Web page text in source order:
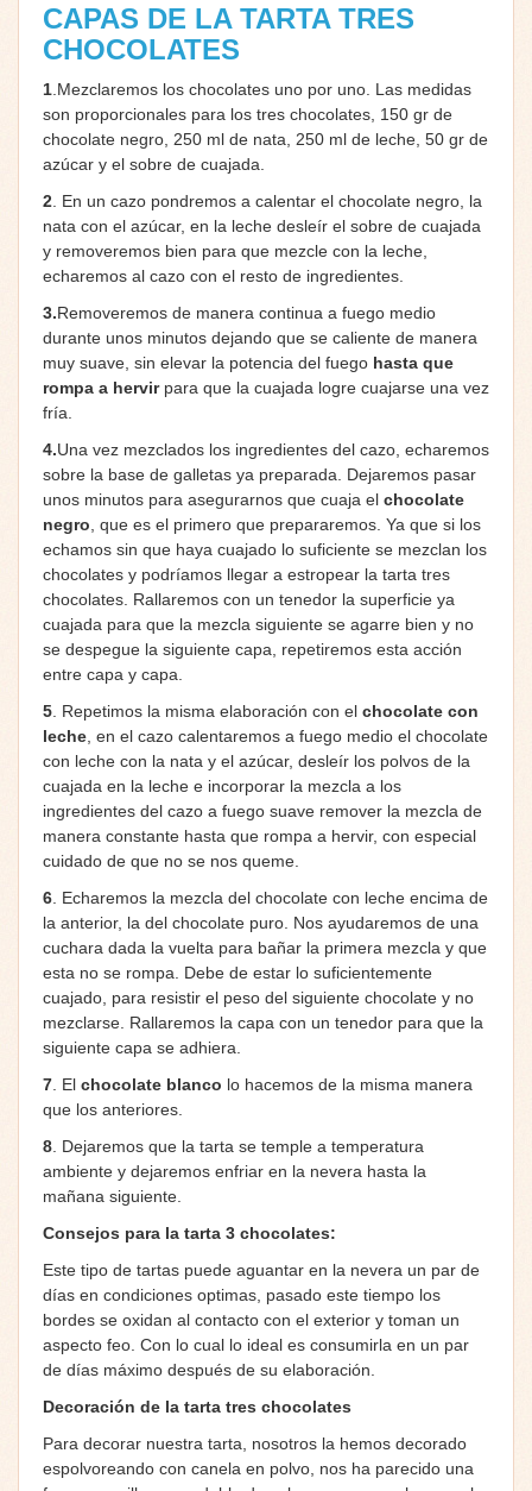
CAPAS DE LA TARTA TRES
CHOCOLATES
1 .Mezclaremos los chocolates uno por uno. Las medidas
son proporcionales para los tres chocolates, 150 gr de
chocolate negro, 250 ml de nata, 250 ml de leche, 50 gr de
azúcar y el sobre de cuajada.
2 . En un cazo pondremos a calentar el chocolate negro, la
nata con el azúcar, en la leche desleír el sobre de cuajada
y removeremos bien para que mezcle con la leche,
echaremos al cazo con el resto de ingredientes.
3.Removeremos de manera continua a fuego medio
durante unos minutos dejando que se caliente de manera
muy suave, sin elevar la potencia del fuego hasta que
rompa a hervirpara que la cuajada logre cuajarse una vez
fría.
4.Una vez mezclados los ingredientes del cazo, echaremos
sobre la base de galletas ya preparada. Dejaremos pasar
unos minutos para asegurarnos que cuaja el chocolate
negro , que es el primero que prepararemos. Ya que si los
echamos sin que haya cuajado lo suficiente se mezclan los
chocolates y podríamos llegar a estropear la tarta tres
chocolates. Rallaremos con un tenedor la superficie ya
cuajada para que la mezcla siguiente se agarre bien y no
se despegue la siguiente capa, repetiremos esta acción
entre capa y capa.
5 . Repetimos la misma elaboración con el chocolate con
leche , en el cazo calentaremos a fuego medio el chocolate
con leche con la nata y el azúcar, desleír los polvos de la
cuajada en la leche e incorporar la mezcla a los
ingredientes del cazo a fuego suave remover la mezcla de
manera constante hasta que rompa a hervir, con especial
cuidado de que no se nos queme.
6 . Echaremos la mezcla del chocolate con leche encima de
la anterior, la del chocolate puro. Nos ayudaremos de una
cuchara dada la vuelta para bañar la primera mezcla y que
esta no se rompa. Debe de estar lo suficientemente
cuajado, para resistir el peso del siguiente chocolate y no
mezclarse. Rallaremos la capa con un tenedor para que la
siguiente capa se adhiera.
7 . El chocolate blanco lo hacemos de la misma manera
que los anteriores.
8 . Dejaremos que la tarta se temple a temperatura
ambiente y dejaremos enfriar en la nevera hasta la
mañana siguiente.
Consejos para la tarta 3 chocolates:
Este tipo de tartas puede aguantar en la nevera un par de
días en condiciones optimas, pasado este tiempo los
bordes se oxidan al contacto con el exterior y toman un
aspecto feo. Con lo cual lo ideal es consumirla en un par
de días máximo después de su elaboración.
Decoración de la tarta tres chocolates
Para decorar nuestra tarta, nosotros la hemos decorado
espolvoreando con canela en polvo, nos ha parecido una